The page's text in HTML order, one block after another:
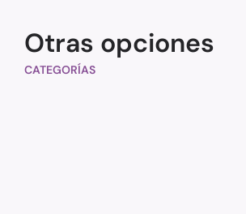
Otras opciones
CATEGORÍAS